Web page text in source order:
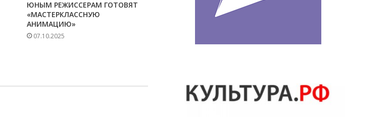
ЮНЫМ РЕЖИССЕРАМ ГОТОВЯТ
«МАСТЕРКЛАССНУЮ
АНИМАЦИЮ»
07.10.2025